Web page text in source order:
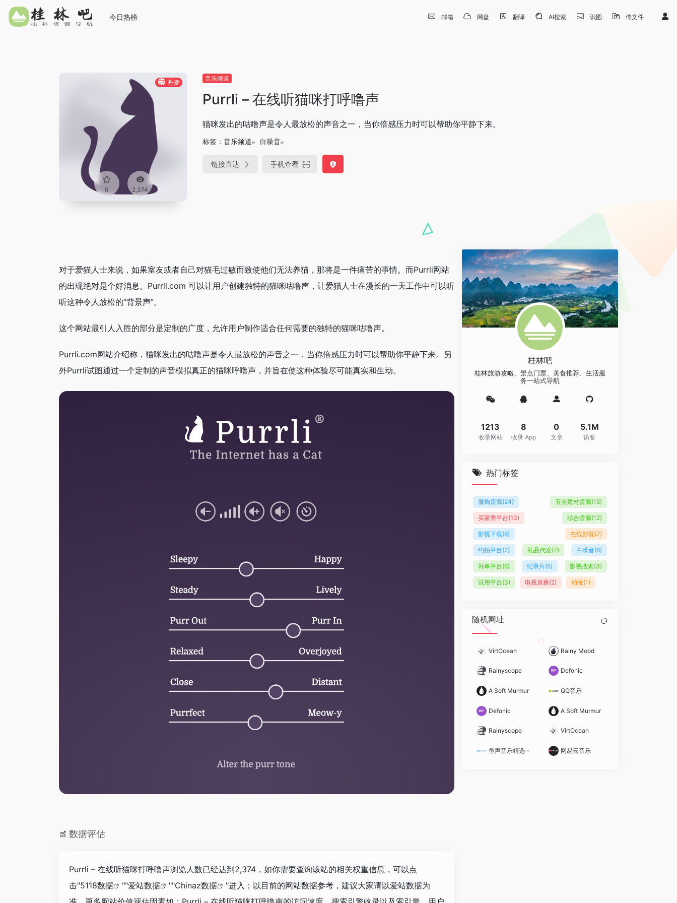
今日热榜 邮箱 网盘 翻译 AI搜索 识图 传文件
丹麦
0 2,374
音乐频道
Purrli – 在线听猫咪打呼噜声
猫咪发出的咕噜声是令人最放松的声音之一，当你倍感压力时可以帮助你平静下来。
标签： 音乐频道 白噪音
链接直达 手机查看
对于爱猫人士来说，如果室友或者自己对猫毛过敏而致使他们无法养猫，那将是一件痛苦的事情。而Purrli网站
的出现绝对是个好消息。Purrli.com 可以让用户创建独特的猫咪咕噜声，让爱猫人士在漫长的一天工作中可以听
听这种令人放松的“背景声”。
这个网站最引人入胜的部分是定制的广度，允许用户制作适合任何需要的独特的猫咪咕噜声。
Purrli.com网站介绍称，猫咪发出的咕噜声是令人最放松的声音之一，当你倍感压力时可以帮助你平静下来。另
外Purrli试图通过一个定制的声音模拟真正的猫咪呼噜声，并旨在使这种体验尽可能真实和生动。
数据评估
Purrli – 在线听猫咪打呼噜声浏览人数已经达到2,374，如你需要查询该站的相关权重信息，可以点
击"5118数据 ""爱站数据 ""Chinaz数据
"进入；以目前的网站数据参考，建议大家请以爱站数据为
桂林吧
桂林旅游攻略、景点门票、美食推荐、生活服
务一站式导航
1213
收录网站
8
收录 App
0
文章
5.1M
访客
热门标签
服饰货源(24) 五金建材货源(15)
买家秀平台(13) 综合货源(12)
影视下载(9) 在线影视(7)
约拍平台(7) 礼品代发(7) 白噪音(6)
补单平台(6) 纪录片(5) 影视搜索(3)
试用平台(3) 电视直播(2) 动漫(1)
随机网址
VirtOcean Rainy Mood
Rainyscope Defonic
A Soft Murmur在线白噪音生成器
QQ音乐
Defonic A Soft Murmur在线白噪音生成器
Rainyscope VirtOcean
鱼声音乐精选 – 洛奇Town 网易云音乐